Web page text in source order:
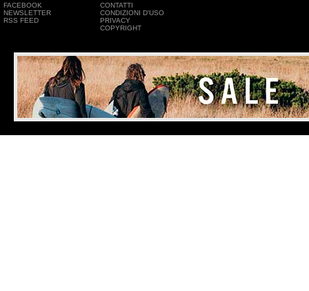
FACEBOOK
NEWSLETTER
RSS FEED
CONTATTI
CONDIZIONI D'USO
PRIVACY
COPYRIGHT